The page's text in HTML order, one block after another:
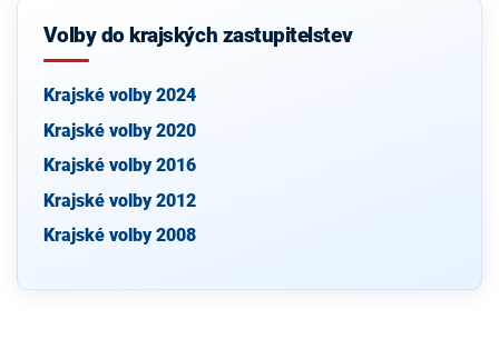
Volby do krajských zastupitelstev
Krajské volby 2024
Krajské volby 2020
Krajské volby 2016
Krajské volby 2012
Krajské volby 2008